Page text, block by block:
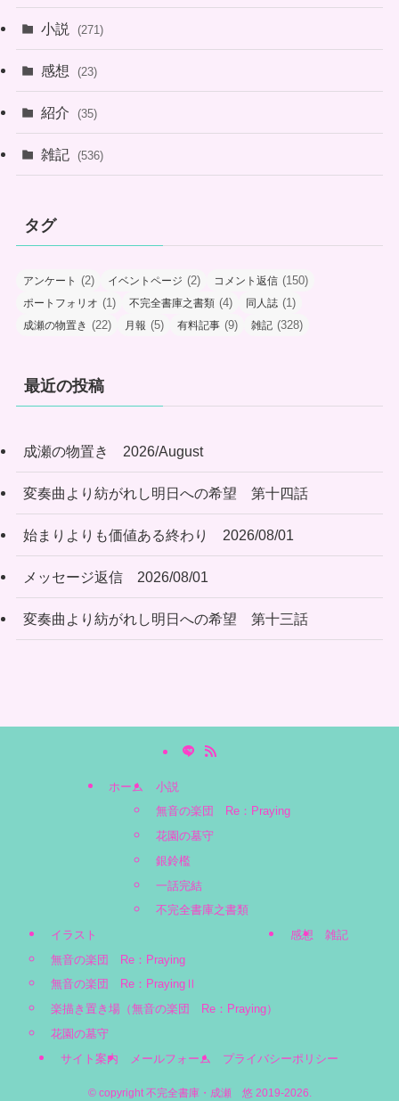
小説 (271)
感想 (23)
紹介 (35)
雑記 (536)
タグ
アンケート (2) イベントページ (2) コメント返信 (150)
ポートフォリオ (1) 不完全書庫之書類 (4) 同人誌 (1)
成瀬の物置き (22) 月報 (5) 有料記事 (9) 雑記 (328)
最近の投稿
成瀬の物置き 2026/August
変奏曲より紡がれし明日への希望 第十四話
始まりよりも価値ある終わり 2026/08/01
メッセージ返信 2026/08/01
変奏曲より紡がれし明日への希望 第十三話
ホーム
小説
無音の楽団 Re：Praying
花園の墓守
銀鈴檻
一話完結
不完全書庫之書類
イラスト
無音の楽団 Re：Praying
無音の楽団 Re：PrayingⅡ
楽描き置き場（無音の楽団 Re：Praying）
花園の墓守
感想 雑記
サイト案内 メールフォーム プライバシーポリシー
©copyright 不完全書庫・成瀬 悠 2019-2026.